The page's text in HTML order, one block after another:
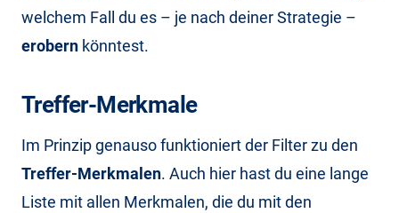
welchem Fall du es – je nach deiner Strategie –
erobern könntest.
Treffer-Merkmale
Im Prinzip genauso funktioniert der Filter zu den
Treffer-Merkmalen. Auch hier hast du eine lange
Liste mit allen Merkmalen, die du mit den